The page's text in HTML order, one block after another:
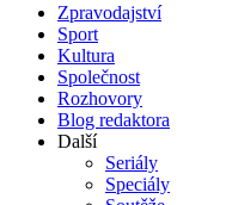
Zpravodajství
Sport
Kultura
Společnost
Rozhovory
Blog redaktora
Další
Seriály
Speciály